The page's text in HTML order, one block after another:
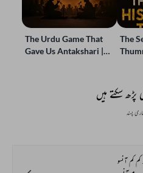
The Urdu Game That
Gave Us Antakshari |
The
سکتے ہیں
پسند
کم آنسو